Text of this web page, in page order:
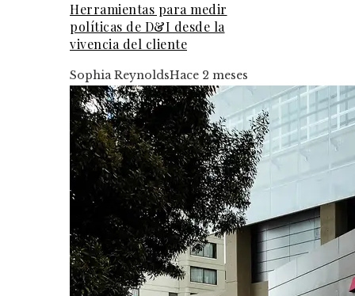
Herramientas para medir
políticas de D&I desde la
vivencia del cliente
Sophia ReynoldsHace 2 meses